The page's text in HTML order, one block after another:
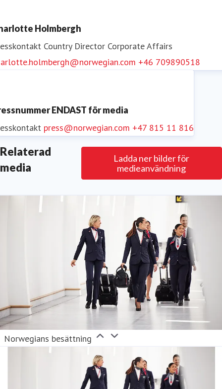
Följ Norwegian på
Holmbergh
Country Director Corporate Affairs
+46 709890518
ENDAST för media
press@norwegian.com +47 815 11 816
Relaterad
media
Ladda ner bilder för
medieanvändning
Norwegians besättning